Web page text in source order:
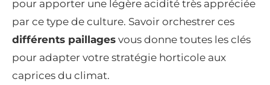
pour apporter une légère acidité très appréciée
par ce type de culture. Savoir orchestrer ces
différents paillages vous donne toutes les clés
pour adapter votre stratégie horticole aux
caprices du climat.